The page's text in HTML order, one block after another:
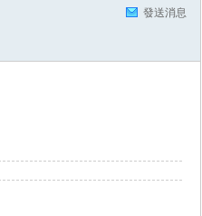
發送消息